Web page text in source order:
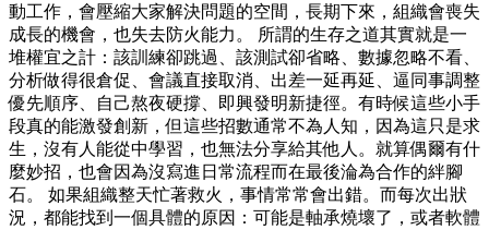
動工作，會壓縮大家解決問題的空間，長期下來，組織會喪失
成長的機會，也失去防火能力。 所謂的生存之道其實就是一
堆權宜之計：該訓練卻跳過、該測試卻省略、數據忽略不看、
分析做得很倉促、會議直接取消、出差一延再延、逼同事調整
優先順序、自己熬夜硬撐、即興發明新捷徑。有時候這些小手
段真的能激發創新，但這些招數通常不為人知，因為這只是求
生，沒有人能從中學習，也無法分享給其他人。就算偶爾有什
麼妙招，也會因為沒寫進日常流程而在最後淪為合作的絆腳
石。 如果組織整天忙著救火，事情常常會出錯。而每次出狀
況，都能找到一個具體的原因：可能是軸承燒壞了，或者軟體